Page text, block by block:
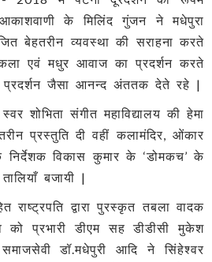
के मिलिंद गुंजन ने मधेपुरा
बेहतरीन व्यवस्था की सराहना करते
एवं मधुर आवाज का प्रदर्शन करते
प्रदर्शन जैसा आनन्द अंततक देते रहे |
शोभिता संगीत महाविद्यालय की हेमा
प्रस्तुति दी वहीं कलामंदिर, ओंकार
विकास कुमार के ‘डोमकच’ के
बजायी |
द्वारा पुरस्कृत तबला वादक
को प्रभारी डीएम सह डीडीसी मुकेश
डॉ.मधेपुरी आदि ने सिंहेश्वर